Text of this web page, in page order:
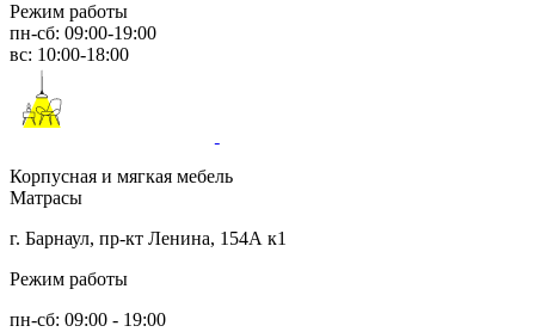
Режим работы
пн-сб: 09:00-19:00
вс: 10:00-18:00
Корпусная и мягкая мебель
Матрасы
г. Барнаул, пр-кт Ленина, 154А к1
Режим работы
пн-сб: 09:00 - 19:00